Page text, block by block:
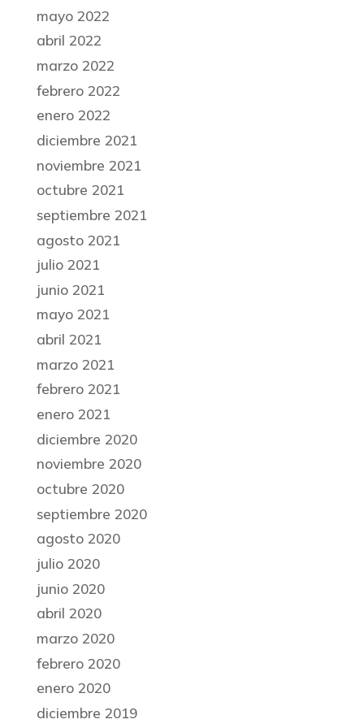
mayo 2022
abril 2022
marzo 2022
febrero 2022
enero 2022
diciembre 2021
noviembre 2021
octubre 2021
septiembre 2021
agosto 2021
julio 2021
junio 2021
mayo 2021
abril 2021
marzo 2021
febrero 2021
enero 2021
diciembre 2020
noviembre 2020
octubre 2020
septiembre 2020
agosto 2020
julio 2020
junio 2020
abril 2020
marzo 2020
febrero 2020
enero 2020
diciembre 2019